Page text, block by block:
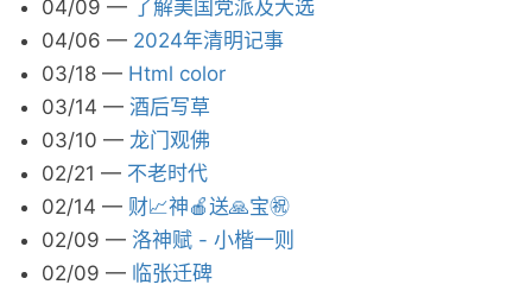
04/09 — 了解美国党派及大选
04/06 — 2024年清明记事
03/18 — Html color
03/14 — 酒后写草
03/10 — 龙门观佛
02/21 — 不老时代
02/14 — 财📈神🍎送🙏宝㊗️
02/09 — 洛神赋 - 小楷一则
02/09 — 临张迁碑